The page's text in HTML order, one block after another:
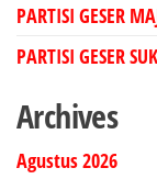
PARTISI GESER
PARTISI GESER
Archives
Agustus 2026